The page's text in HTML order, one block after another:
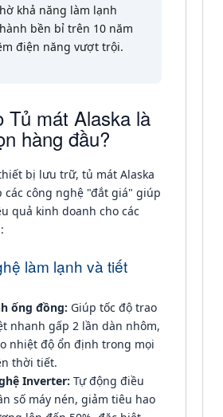
khả năng làm lạnh
bền bỉ trên 10 năm
điện năng vượt trội.
Tủ mát Alaska là
hàng đầu?
bị lưu trữ, tủ mát Alaska
các công nghệ "đắt giá" giúp
quả kinh doanh cho các
làm lạnh và tiết
ống đồng: Giúp tốc độ trao
nhanh gấp 2 lần dàn nhôm,
nhiệt độ ổn định trong mọi
thời tiết.
Inverter: Tự động điều
số máy nén, giảm tiêu hao